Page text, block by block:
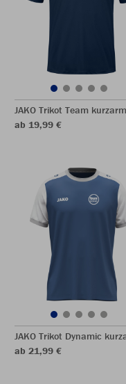
JAKO Trikot Team kurzarm
ab 19,99 €
JAKO Trikot Dynamic
ab 21,99 €